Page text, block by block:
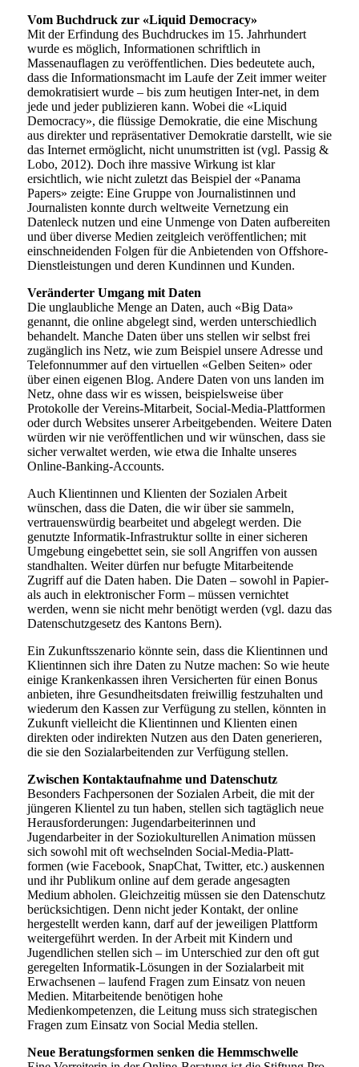
Vom Buchdruck zur «Liquid Democracy»
Mit der Erfindung des Buchdruckes im 15. Jahrhundert
wurde es möglich, Informationen schriftlich in
Massenauflagen zu veröffentlichen. Dies bedeutete auch,
dass die Informationsmacht im Laufe der Zeit immer weiter
demokratisiert wurde – bis zum heutigen Inter-net, in dem
jede und jeder publizieren kann. Wobei die «Liquid
Democracy», die flüssige Demokratie, die eine Mischung
aus direkter und repräsentativer Demokratie darstellt, wie sie
das Internet ermöglicht, nicht unumstritten ist (vgl. Passig &
Lobo, 2012). Doch ihre massive Wirkung ist klar
ersichtlich, wie nicht zuletzt das Beispiel der «Panama
Papers» zeigte: Eine Gruppe von Journalistinnen und
Journalisten konnte durch weltweite Vernetzung ein
Datenleck nutzen und eine Unmenge von Daten aufbereiten
und über diverse Medien zeitgleich veröffentlichen; mit
einschneidenden Folgen für die Anbietenden von Offshore-
Dienstleistungen und deren Kundinnen und Kunden.
Veränderter Umgang mit Daten
Die unglaubliche Menge an Daten, auch «Big Data»
genannt, die online abgelegt sind, werden unterschiedlich
behandelt. Manche Daten über uns stellen wir selbst frei
zugänglich ins Netz, wie zum Beispiel unsere Adresse und
Telefonnummer auf den virtuellen «Gelben Seiten» oder
über einen eigenen Blog. Andere Daten von uns landen im
Netz, ohne dass wir es wissen, beispielsweise über
Protokolle der Vereins-Mitarbeit, Social-Media-Plattformen
oder durch Websites unserer Arbeitgebenden. Weitere Daten
würden wir nie veröffentlichen und wir wünschen, dass sie
sicher verwaltet werden, wie etwa die Inhalte unseres
Online-Banking-Accounts.
Auch Klientinnen und Klienten der Sozialen Arbeit
wünschen, dass die Daten, die wir über sie sammeln,
vertrauenswürdig bearbeitet und abgelegt werden. Die
genutzte Informatik-Infrastruktur sollte in einer sicheren
Umgebung eingebettet sein, sie soll Angriffen von aussen
standhalten. Weiter dürfen nur befugte Mitarbeitende
Zugriff auf die Daten haben. Die Daten – sowohl in Papier-
als auch in elektronischer Form – müssen vernichtet
werden, wenn sie nicht mehr benötigt werden (vgl. dazu das
Datenschutzgesetz des Kantons Bern).
Ein Zukunftsszenario könnte sein, dass die Klientinnen und
Klientinnen sich ihre Daten zu Nutze machen: So wie heute
einige Krankenkassen ihren Versicherten für einen Bonus
anbieten, ihre Gesundheitsdaten freiwillig festzuhalten und
wiederum den Kassen zur Verfügung zu stellen, könnten in
Zukunft vielleicht die Klientinnen und Klienten einen
direkten oder indirekten Nutzen aus den Daten generieren,
die sie den Sozialarbeitenden zur Verfügung stellen.
Zwischen Kontaktaufnahme und Datenschutz
Besonders Fachpersonen der Sozialen Arbeit, die mit der
jüngeren Klientel zu tun haben, stellen sich tagtäglich neue
Herausforderungen: Jugendarbeiterinnen und
Jugendarbeiter in der Soziokulturellen Animation müssen
sich sowohl mit oft wechselnden Social-Media-Platt-
formen (wie Facebook, SnapChat, Twitter, etc.) auskennen
und ihr Publikum online auf dem gerade angesagten
Medium abholen. Gleichzeitig müssen sie den Datenschutz
berücksichtigen. Denn nicht jeder Kontakt, der online
hergestellt werden kann, darf auf der jeweiligen Plattform
weitergeführt werden. In der Arbeit mit Kindern und
Jugendlichen stellen sich – im Unterschied zur den oft gut
geregelten Informatik-Lösungen in der Sozialarbeit mit
Erwachsenen – laufend Fragen zum Einsatz von neuen
Medien. Mitarbeitende benötigen hohe
Medienkompetenzen, die Leitung muss sich strategischen
Fragen zum Einsatz von Social Media stellen.
Neue Beratungsformen senken die Hemmschwelle